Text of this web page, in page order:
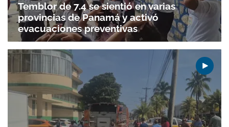
Temblor de 7.4 se sientió en varias
provincias de Panamá y activó
evacuaciones preventivas